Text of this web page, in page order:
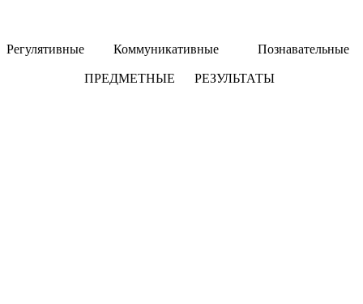
Регулятивные Коммуникативные Познавательные
ПРЕДМЕТНЫЕ РЕЗУЛЬТАТЫ